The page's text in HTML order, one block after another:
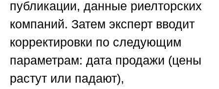
публикации, данные риелторских
компаний. Затем эксперт вводит
корректировки по следующим
параметрам: дата продажи (цены
растут или падают),